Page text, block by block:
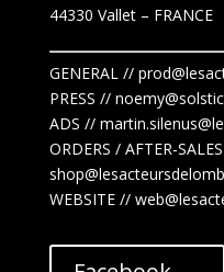
44330 Vallet– FRANCE
GENERAL //
PRESS //
ADS // martin.silenus
ORDERS / AFTER-
WEBSITE //